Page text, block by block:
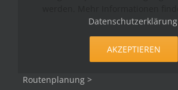
Datenschutzerklärung.
AKZEPTIEREN
Routenplanung >